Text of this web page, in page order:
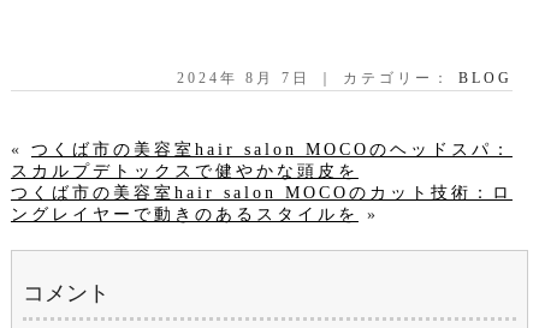
2024年 8月 7日 ｜ カテゴリー：BLOG
« つくば市の美容室hair salon MOCOのヘッドスパ：
スカルプデトックスで健やかな頭皮を
つくば市の美容室hair salon MOCOのカット技術：ロ
ングレイヤーで動きのあるスタイルを
»
コメント